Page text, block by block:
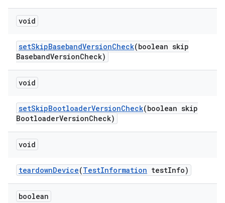
void
setSkipBasebandVersionCheck(boolean skip
BasebandVersionCheck)
void
setSkipBootloaderVersionCheck(boolean skip
BootloaderVersionCheck)
void
teardownDevice(TestInformation testInfo)
boolean